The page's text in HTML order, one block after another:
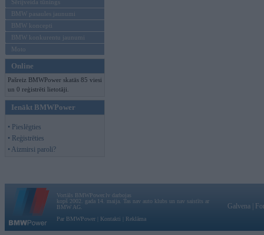
Sērijveida tūnings
BMW pasaules jaunumi
BMW koncepti
BMW konkurentu jaunumi
Moto
Online
Pašreiz BMWPower skatās 85 viesi
un 0 reģistrēti lietotāji.
Ienākt BMWPower
• Pieslēgties
• Reģistrēties
• Aizmirsi paroli?
Vortāls BMWPower.lv darbojas
kopš 2002. gada 14. maija. Tas nav auto klubs un nav saistīts ar
BMW AG.
Par BMWPower
Kontakti Reklāma
Galvena